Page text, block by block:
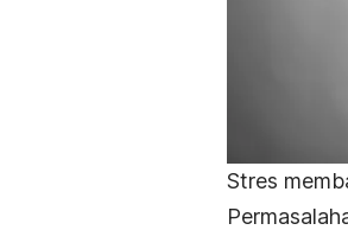
Stres